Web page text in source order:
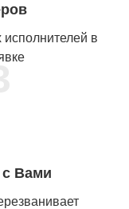
в
с Вами